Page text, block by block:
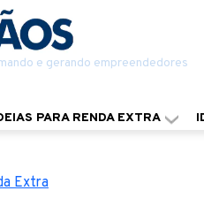
e gerando empreendedores
PARA RENDA EXTRA
Extra